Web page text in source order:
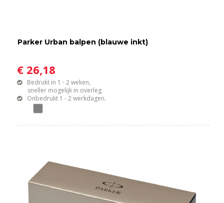
Parker Urban balpen (blauwe inkt)
€ 26,18
Bedrukt in 1 - 2 weken,
sneller mogelijk in overleg.
Onbedrukt 1 - 2 werkdagen.